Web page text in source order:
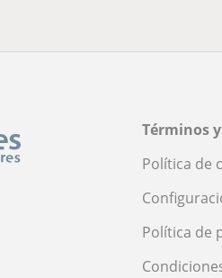
Términos
Política de
Política de